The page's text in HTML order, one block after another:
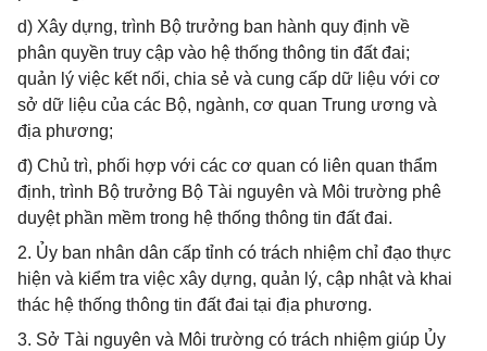
d) Xây dựng, trình Bộ trưởng ban hành quy định về
phân quyền truy cập vào hệ thống thông tin đất đai;
quản lý việc kết nối, chia sẻ và cung cấp dữ liệu với cơ
sở dữ liệu của các Bộ, ngành, cơ quan Trung ương và
địa phương;
đ) Chủ trì, phối hợp với các cơ quan có liên quan thẩm
định, trình Bộ trưởng Bộ Tài nguyên và Môi trường phê
duyệt phần mềm trong hệ thống thông tin đất đai.
2. Ủy ban nhân dân cấp tỉnh có trách nhiệm chỉ đạo thực
hiện và kiểm tra việc xây dựng, quản lý, cập nhật và khai
thác hệ thống thông tin đất đai tại địa phương.
3. Sở Tài nguyên và Môi trường có trách nhiệm giúp Ủy